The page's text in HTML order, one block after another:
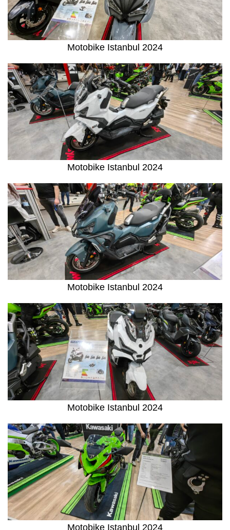
Motobike Istanbul 2024
Motobike Istanbul 2024
Motobike Istanbul 2024
Motobike Istanbul 2024
Motobike Istanbul 2024